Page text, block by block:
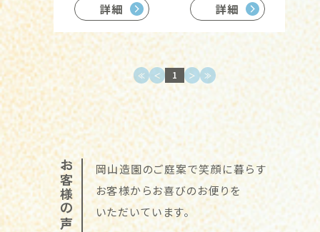
詳細 詳細
≪ ＜ 1 ＞ ≫
お客様の声
岡山造園のご庭案で笑顔に暮らす
お客様からお喜びのお便りを
いただいています。